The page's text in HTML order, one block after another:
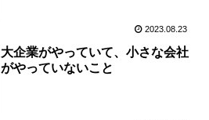
2023.08.23
大企業がやっていて、小さな会社
がやっていないこと